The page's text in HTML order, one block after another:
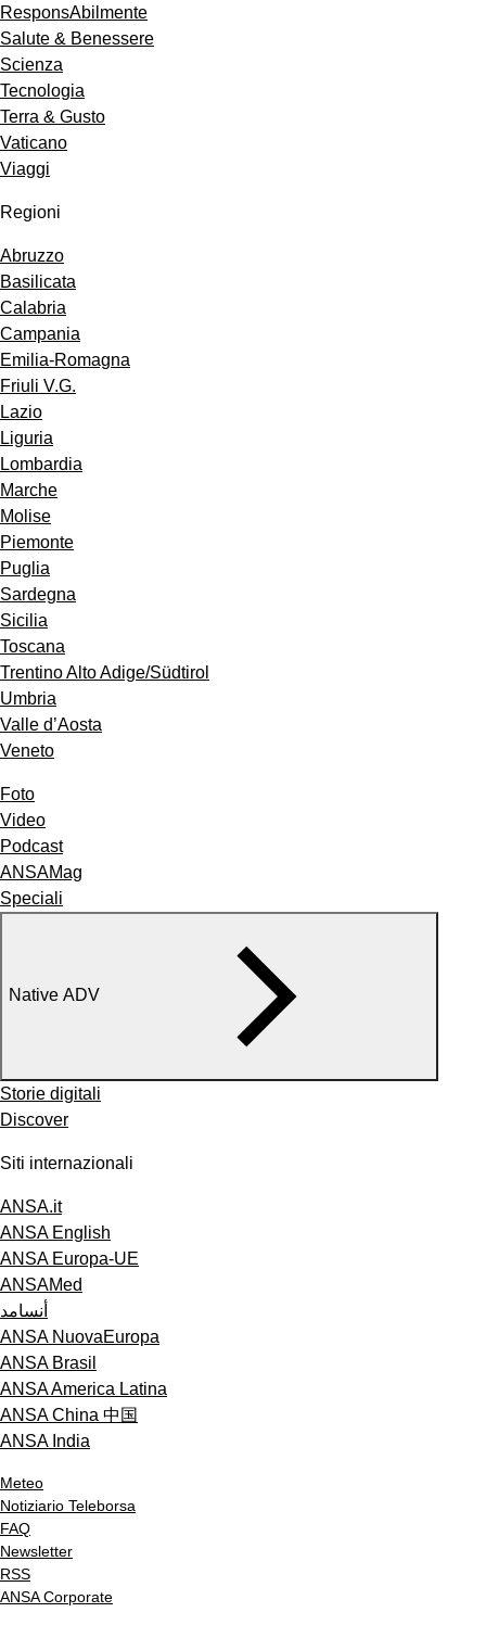
ResponsAbilmente
Salute & Benessere
Scienza
Tecnologia
Terra & Gusto
Vaticano
Viaggi
Regioni
Abruzzo
Basilicata
Calabria
Campania
Emilia-Romagna
Friuli V.G.
Lazio
Liguria
Lombardia
Marche
Molise
Piemonte
Puglia
Sardegna
Sicilia
Toscana
Trentino Alto Adige/Südtirol
Umbria
Valle d’Aosta
Veneto
Foto
Video
Podcast
ANSAMag
Speciali
Native ADV
Storie digitali
Discover
Siti internazionali
ANSA.it
ANSA English
ANSA Europa-UE
ANSAMed
أنسامد
ANSA NuovaEuropa
ANSA Brasil
ANSA America Latina
ANSA China 中国
ANSA India
Meteo
Notiziario Teleborsa
FAQ
Newsletter
RSS
ANSA Corporate